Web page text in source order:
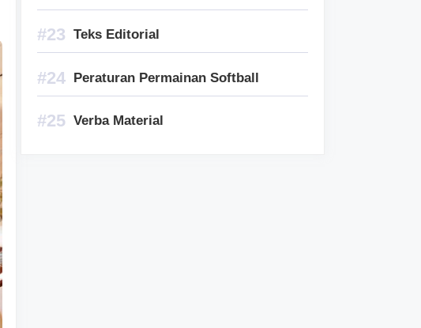
Teks Editorial
Peraturan Permainan Softball
Verba Material